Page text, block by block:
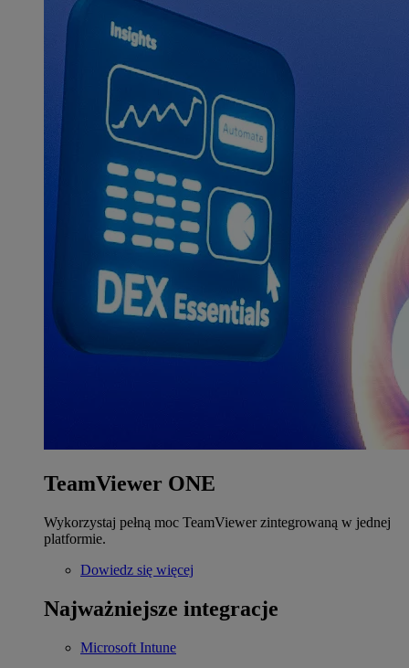
TeamViewer ONE
Wykorzystaj pełną moc TeamViewer zintegrowaną w jednej
platformie.
Dowiedz się więcej
Najważniejsze integracje
Microsoft Intune